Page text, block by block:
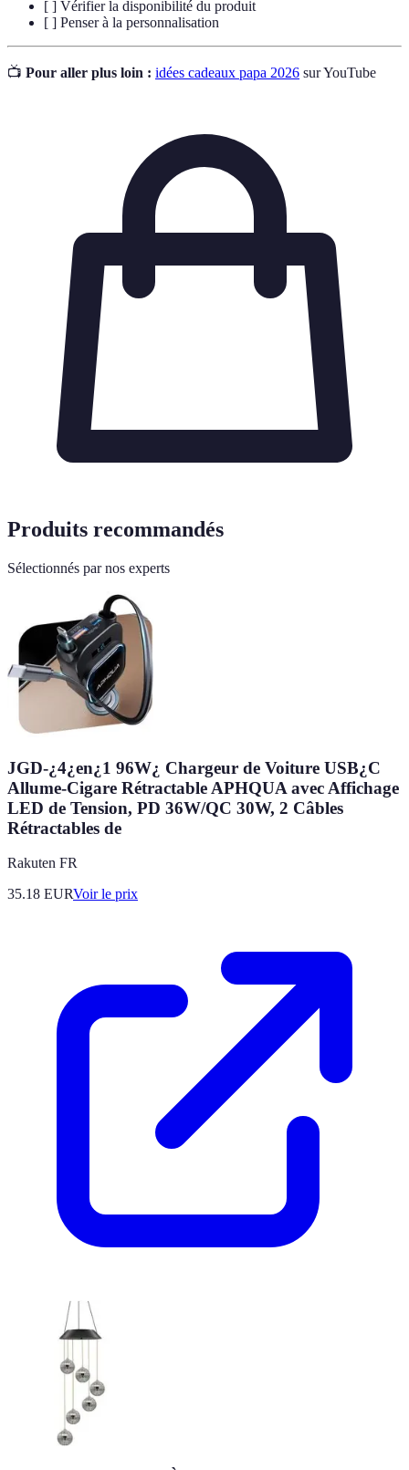
[ ] Vérifier la disponibilité du produit
[ ] Penser à la personnalisation
📺 Pour aller plus loin : idées cadeaux papa 2026 sur YouTube
Produits recommandés
Sélectionnés par nos experts
JGD-¿4¿en¿1 96W¿ Chargeur de Voiture USB¿C
Allume-Cigare Rétractable APHQUA avec Affichage
LED de Tension, PD 36W/QC 30W, 2 Câbles
Rétractables de
Rakuten FR
35.18 EURVoir le prix